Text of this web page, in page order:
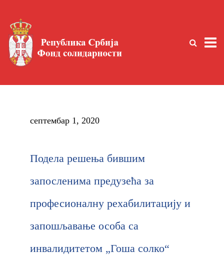
септембар 1, 2020
Подела решења бившим
запосленима предузећа за
професионалну рехабилитацију и
запошљавање особа са
инвалидитетом „Гоша солко“